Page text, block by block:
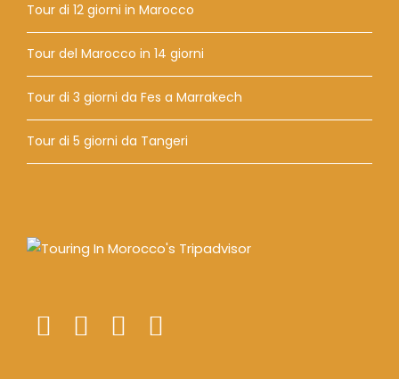
Tour di 12 giorni in Marocco
Tour del Marocco in 14 giorni
Tour di 3 giorni da Fes a Marrakech
Tour di 5 giorni da Tangeri